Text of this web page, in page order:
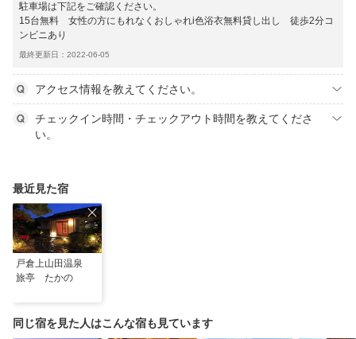
駐車場は下記をご確認ください。
15台無料 女性の方にもれなくおしゃれi色浴衣無料貸し出し 徒歩2分コ
ンビニあり
最終更新日：2022-06-05
アクセス情報を教えてください。
チェックイン時間・チェックアウト時間を教えてくださ
い。
最近見た宿
戸倉上山田温泉
旅亭 たかの
同じ宿を見た人はこんな宿も見ています